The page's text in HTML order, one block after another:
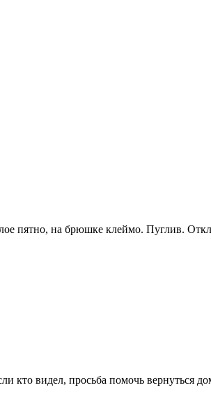
пятно, на брюшке клеймо. Пуглив.
видел, просьба помочь вернуться